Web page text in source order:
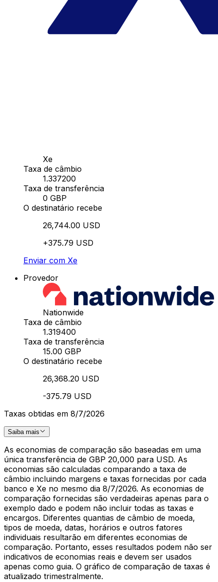
Xe
Taxa de câmbio
1.337200
Taxa de transferência
0 GBP
O destinatário recebe
26,744.00 USD
+375.79 USD
Enviar com Xe
Provedor
Nationwide
Taxa de câmbio
1.319400
Taxa de transferência
15.00 GBP
O destinatário recebe
26,368.20 USD
-375.79 USD
Taxas obtidas em 8/7/2026
Saiba mais
As economias de comparação são baseadas em uma
única transferência de GBP 20,000 para USD. As
economias são calculadas comparando a taxa de
câmbio incluindo margens e taxas fornecidas por cada
banco e Xe no mesmo dia 8/7/2026. As economias de
comparação fornecidas são verdadeiras apenas para o
exemplo dado e podem não incluir todas as taxas e
encargos. Diferentes quantias de câmbio de moeda,
tipos de moeda, datas, horários e outros fatores
individuais resultarão em diferentes economias de
comparação. Portanto, esses resultados podem não ser
indicativos de economias reais e devem ser usados
apenas como guia. O gráfico de comparação de taxas é
atualizado trimestralmente.